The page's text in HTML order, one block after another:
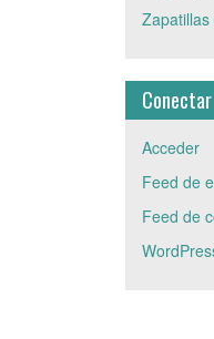
Zapatillas
Conectar
Acceder
Feed de
Feed de